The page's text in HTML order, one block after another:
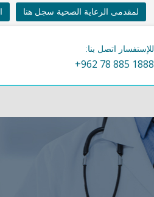
لمقدمى الرعاية الصحية سجل هنا
للإستفسار اتصل بنا:
+962 78 885 1888